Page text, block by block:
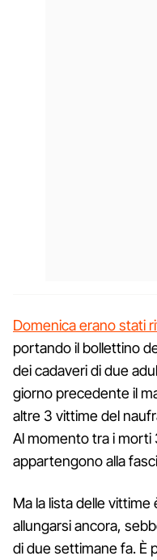
Domenica erano stati
portando il bollettino
dei cadaveri di due
giorno precedente il
altre 3 vittime del
Al momento tra i
appartengono alla
Ma la lista delle
allungarsi ancora,
di due settimane fa. È